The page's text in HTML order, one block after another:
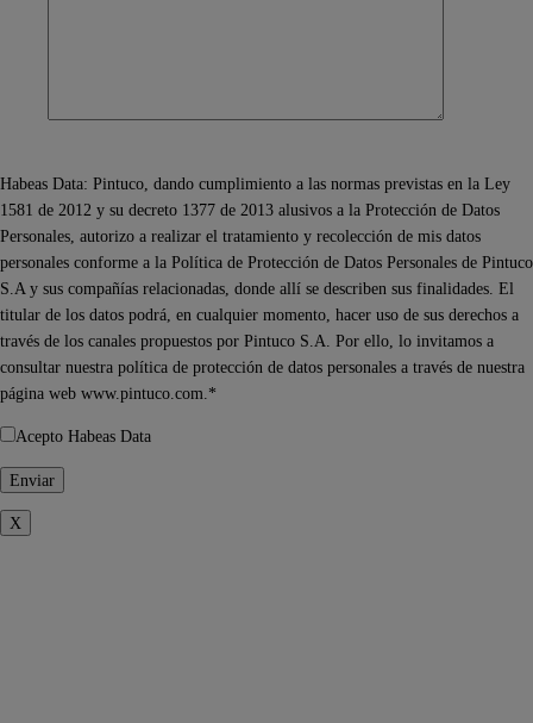
Habeas Data: Pintuco, dando cumplimiento a las normas previstas en la Ley
1581 de 2012 y su decreto 1377 de 2013 alusivos a la Protección de Datos
Personales, autorizo a realizar el tratamiento y recolección de mis datos
personales conforme a la Política de Protección de Datos Personales de Pintuco
S.A y sus compañías relacionadas, donde allí se describen sus finalidades. El
titular de los datos podrá, en cualquier momento, hacer uso de sus derechos a
través de los canales propuestos por Pintuco S.A. Por ello, lo invitamos a
consultar nuestra política de protección de datos personales a través de nuestra
página web www.pintuco.com.*
Acepto Habeas Data
X